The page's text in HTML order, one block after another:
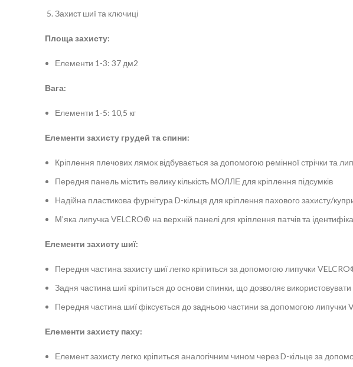
Захист шиї та ключиці
Площа захисту:
Елементи 1-3: 37 дм2
Вага:
Елементи 1-5: 10,5 кг
Елементи захисту грудей та спини:
Кріплення плечових лямок відбувається за допомогою ремінної стрічки та
Передня панель містить велику кількість МОЛЛЕ для кріплення підсумків
Надійна пластикова фурнітура D-кільця для кріплення пахового захисту/
М’яка липучка VELCRO® на верхній панелі для кріплення патчів та
Елементи захисту шиї:
Передня частина захисту шиї легко кріпиться за допомогою липучки
Задня частина шиї кріпиться до основи спинки, що дозволяє
Передня частина шиї фіксується до задньою частини за допомогою липучки
Елементи захисту паху:
Елемент захисту легко кріпиться аналогічним чином через D-кільце за